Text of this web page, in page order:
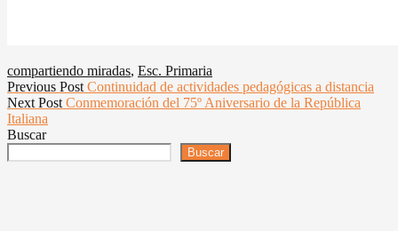
compartiendo miradas, Esc. Primaria
Navegación
de
entradas
Previous Post Previous
post:
Continuidad de actividades pedagógicas a distancia
Next Post Next
Conmemoración del 75º Aniversario de la República
Italiana
Buscar
Buscar